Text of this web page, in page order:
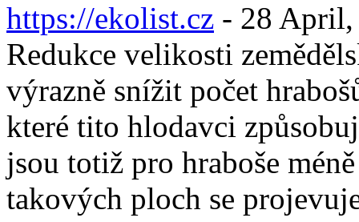
https://ekolist.cz - 28 April,
Redukce velikosti
výrazně snížit počet
které tito hlodavci
jsou totiž pro hraboše
takových ploch se